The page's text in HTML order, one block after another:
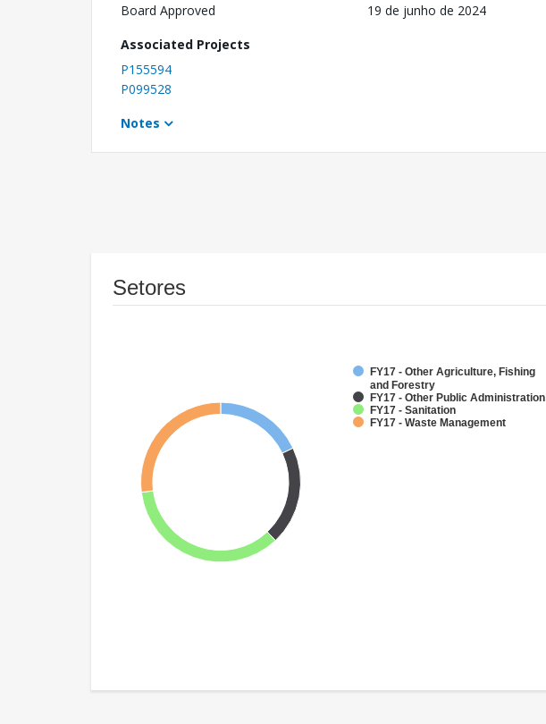
Board Approved
19 de junho de 2024
Associated Projects
P155594
P099528
Notes
Setores
FY17 - Other Agriculture, Fishing
and Forestry
FY17 - Other Public Administration
FY17 - Sanitation
FY17 - Waste Management